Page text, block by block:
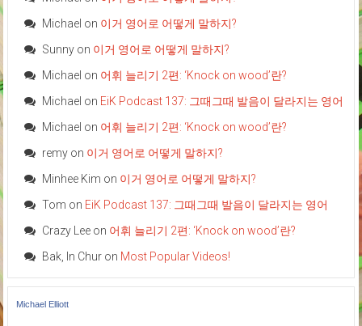
Michael on 이거 영어로 어떻게 말하지?
Sunnyon 이거 영어로 어떻게 말하지?
Michael on 어휘 늘리기 2편: ‘Knock on wood’란?
Michael on EiK Podcast 137: 그때그때 발음이 달라지는 영어
Michael on 어휘 늘리기 2편: ‘Knock on wood’란?
remyon 이거 영어로 어떻게 말하지?
Minhee Kim on 이거 영어로 어떻게 말하지?
Tom on EiK Podcast 137: 그때그때 발음이 달라지는 영어
Crazy Leeon 어휘 늘리기 2편: ‘Knock on wood’란?
Bak, In Churon Most Popular Videos!
Michael Elliott